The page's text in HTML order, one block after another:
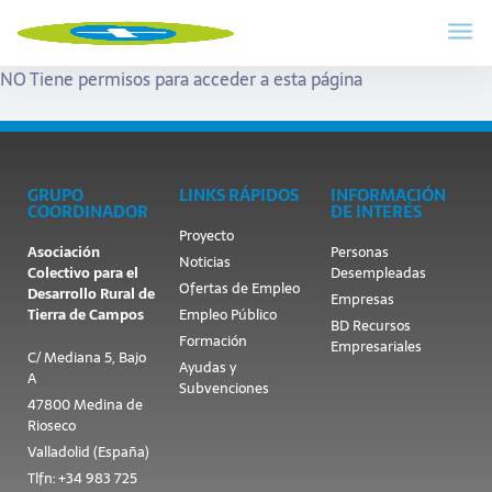
NO Tiene permisos para acceder a esta página
GRUPO
COORDINADOR
Asociación
Colectivo para el
Desarrollo Rural de
Tierra de Campos
C/ Mediana 5, Bajo
A
47800 Medina de
Rioseco
Valladolid (España)
Tlfn: +34 983 725
LINKS RÁPIDOS
Proyecto
Noticias
Ofertas de Empleo
Empleo Público
Formación
Ayudas y
Subvenciones
INFORMACIÓN
DE INTERÉS
Personas
Desempleadas
Empresas
BD Recursos
Empresariales